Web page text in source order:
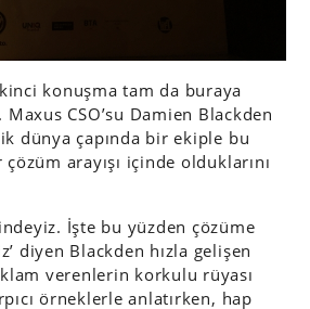
konuşma tam da buraya
CSO’su Damien Blackden
dünya çapında bir ekiple bu
arayışı içinde olduklarını
İşte bu yüzden çözüme
diyen Blackden hızla gelişen
verenlerin korkulu rüyası
örneklerle anlatırken, hap